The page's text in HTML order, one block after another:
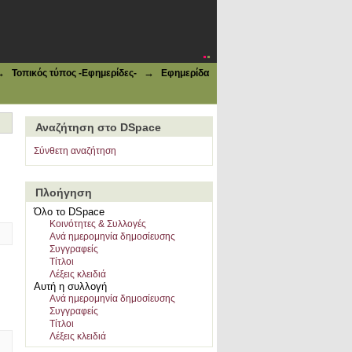
Τοπικός τύπος -Εφημερίδες- →
Εφημερίδα
Αναζήτηση στο DSpace
Σύνθετη αναζήτηση
Πλοήγηση
Όλο το DSpace
Κοινότητες & Συλλογές
Ανά ημερομηνία δημοσίευσης
Συγγραφείς
Τίτλοι
Λέξεις κλειδιά
Αυτή η συλλογή
Ανά ημερομηνία δημοσίευσης
Συγγραφείς
Τίτλοι
Λέξεις κλειδιά